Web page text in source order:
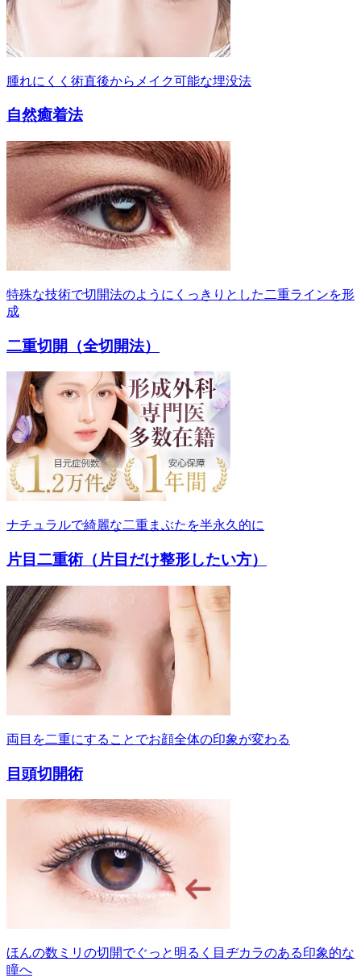
腫れにくく術直後からメイク可能な埋没法
自然癒着法
特殊な技術で切開法のようにくっきりとした二重ラインを形
成
二重切開（全切開法）
ナチュラルで綺麗な二重まぶたを半永久的に
片目二重術（片目だけ整形したい方）
両目を二重にすることでお顔全体の印象が変わる
目頭切開術
ほんの数ミリの切開でぐっと明るく目ヂカラのある印象的な
瞳へ